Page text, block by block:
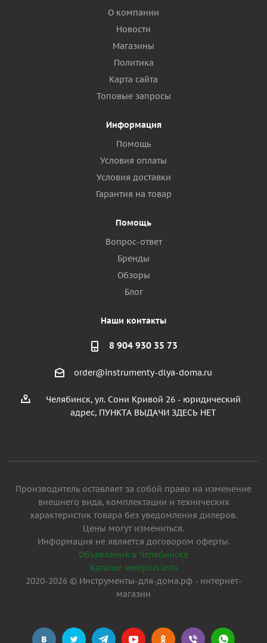
О компании
Новости
Магазины
Политика
Карта сайта
Топовые запросы
Информация
Помощь
Условия оплаты
Условия доставки
Гарантия на товар
Помощь
Вопрос-ответ
Бренды
Обзоры
Блог
Наши контакты
8 904 930 35 73
order@instrumenty-dlya-doma.ru
Челябинск, ул. Сони Кривой 26 - юридический
адрес, ПУНКТА ВЫДАЧИ ЗДЕСЬ НЕТ
Производитель оставляет за собой право на изменение
внешнего вида, комплектации и технических
характеристик товара без уведомления дилеров.
Цены могут измениться.
Информация не является договором оферты.
Объявления в Челябинске
Каталог webplus.info
2020-2026 © Инструменты-для-дома.рф - интернет-
магазин